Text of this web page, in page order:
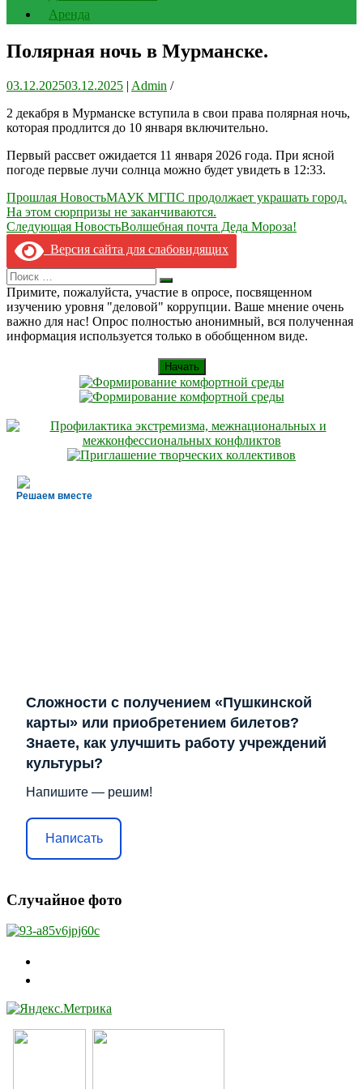
Аренда
Полярная ночь в Мурманске.
03.12.202503.12.2025 | Admin /
2 декабря в Мурманске вступила в свои права полярная ночь,
которая продлится до 10 января включительно.
Первый рассвет ожидается 11 января 2026 года. При ясной
погоде первые лучи солнца можно будет увидеть в 12:33.
Навигация
по
записям
Прошлая НовостьМАУК МГПС продолжает украшать город.
На этом сюрпризы не заканчиваются.
Следующая НовостьВолшебная почта Деда Мороза!
Версия сайта для слабовидящих
Search
for:
Искать
Примите, пожалуйста, участие в опросе, посвященном
изучению уровня "деловой" коррупции. Ваше мнение очень
важно для нас! Опрос полностью анонимный, вся полученная
информация используется только в обобщенном виде.
Начать
Решаем вместе
Сложности с получением «Пушкинской
карты» или приобретением билетов?
Знаете, как улучшить работу учреждений
культуры?
Напишите — решим!
Написать
Случайное фото